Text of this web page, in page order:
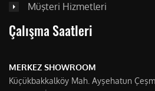
Müşteri Hizmetleri
Çalışma Saatleri
MERKEZ SHOWROOM
Küçükbakkalköy Mah. Ayşehatun